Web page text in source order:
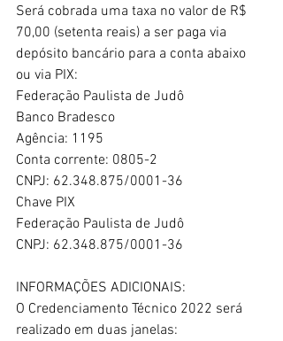
Será cobrada uma taxa no valor de R$
70,00 (setenta reais) a ser paga via
depósito bancário para a conta abaixo
ou via PIX:
Federação Paulista de Judô
Banco Bradesco
Agência: 1195
Conta corrente: 0805-2
CNPJ: 62.348.875/0001-36
Chave PIX
Federação Paulista de Judô
CNPJ: 62.348.875/0001-36
INFORMAÇÕES ADICIONAIS:
O Credenciamento Técnico 2022 será
realizado em duas janelas: